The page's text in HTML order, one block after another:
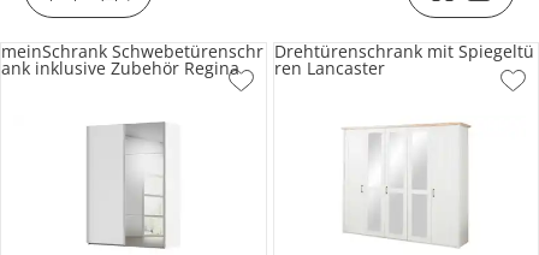
meinSchrank Schwebetürenschr
ank inklusive Zubehör Regina
Drehtürenschrank mit Spiegeltü
ren Lancaster